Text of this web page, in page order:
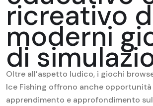
ricreativo
moderni
di
Oltre all’aspetto ludico, i giochi
Ice Fishing offrono anche opportunità
apprendimento e approfondimento